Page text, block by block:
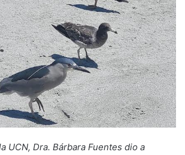
UCN, Dra. Bárbara Fuentes dio a